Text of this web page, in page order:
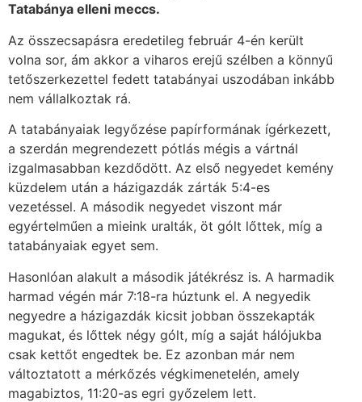
Tatabánya elleni meccs.
Az összecsapásra eredetileg február 4-én került
volna sor, ám akkor a viharos erejű szélben a könnyű
tetőszerkezettel fedett tatabányai uszodában inkább
nem vállalkoztak rá.
A tatabányaiak legyőzése papírformának ígérkezett,
a szerdán megrendezett pótlás mégis a vártnál
izgalmasabban kezdődött. Az első negyedet kemény
küzdelem után a házigazdák zárták 5:4-es
vezetéssel. A második negyedet viszont már
egyértelműen a mieink uralták, öt gólt lőttek, míg a
tatabányaiak egyet sem.
Hasonlóan alakult a második játékrész is. A harmadik
harmad végén már 7:18-ra húztunk el. A negyedik
negyedre a házigazdák kicsit jobban összekapták
magukat, és lőttek négy gólt, míg a saját hálójukba
csak kettőt engedtek be. Ez azonban már nem
változtatott a mérkőzés végkimenetelén, amely
magabiztos, 11:20-as egri győzelem lett.